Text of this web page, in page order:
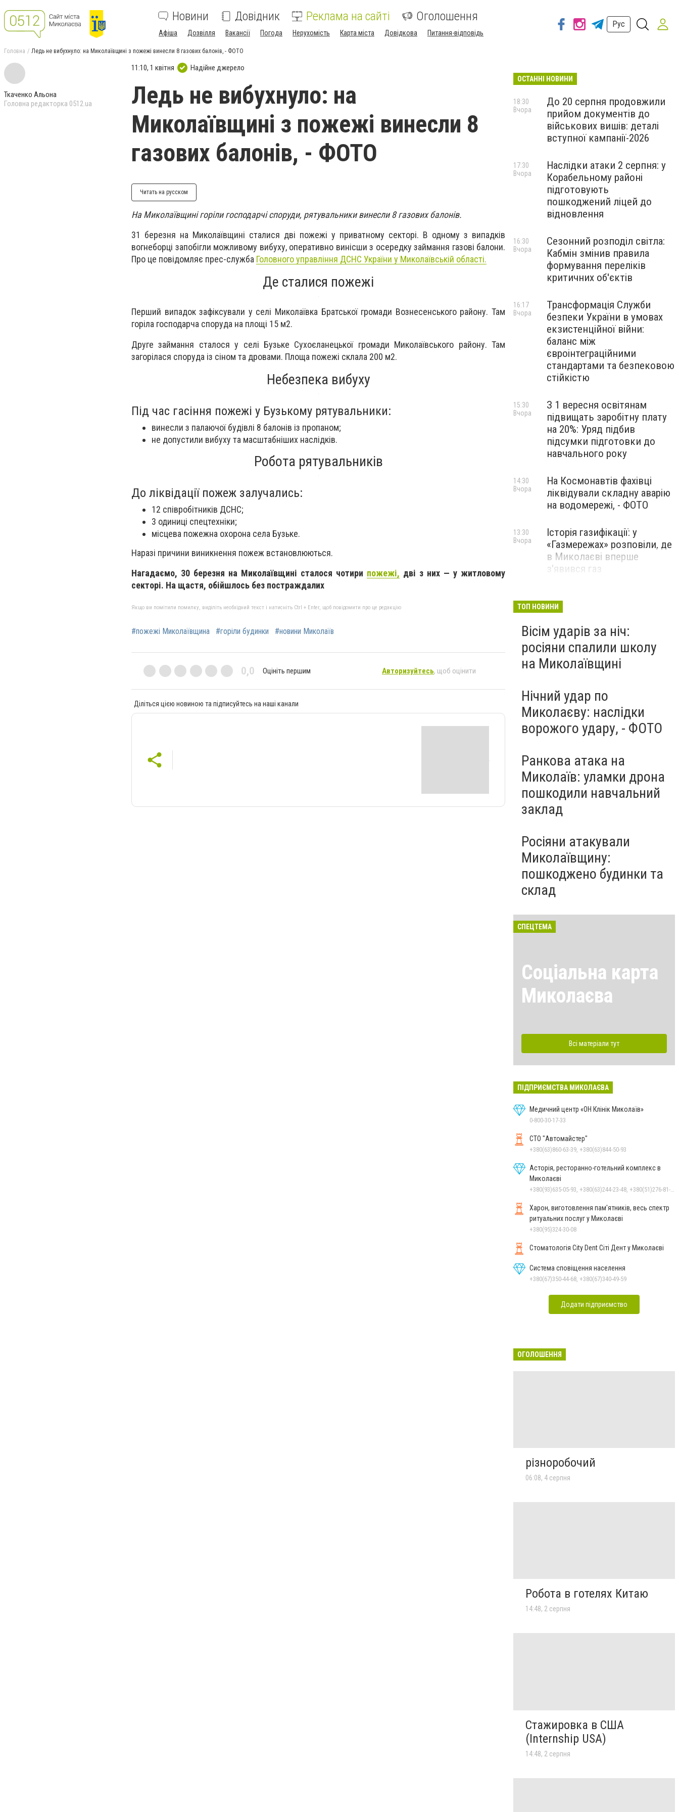
Новини Довідник Реклама на сайті Оголошення
Афіша Дозвілля Вакансії Погода Нерухомість Карта міста Довідкова Питання-відповідь
Рус
Головна Ледь не вибухнуло: на Миколаївщині з пожежі винесли 8 газових балонів, - ФОТО
Ткаченко Альона
Головна редакторка 0512.ua
11:10, 1 квітня Надійне джерело
Ледь не вибухнуло: на
Миколаївщині з пожежі винесли 8
газових балонів, - ФОТО
Читать на русском
На Миколаївщині горіли господарчі споруди, рятувальники винесли 8 газових балонів.
31 березня на Миколаївщині сталися дві пожежі у приватному секторі. В одному з випадків
вогнеборці запобігли можливому вибуху, оперативно винісши з осередку займання газові балони.
Про це повідомляє прес-служба Головного управління ДСНС України у Миколаївській області.
Де сталися пожежі
Перший випадок зафіксували у селі Миколаївка Братської громади Вознесенського району. Там
горіла господарча споруда на площі 15 м2.
Друге займання сталося у селі Бузьке Сухоєланецької громади Миколаївського району. Там
загорілася споруда із сіном та дровами. Площа пожежі склала 200 м2.
Небезпека вибуху
Під час гасіння пожежі у Бузькому рятувальники:
винесли з палаючої будівлі 8 балонів із пропаном;
не допустили вибуху та масштабніших наслідків.
Робота рятувальників
До ліквідації пожеж залучались:
12 співробітників ДСНС;
3 одиниці спецтехніки;
місцева пожежна охорона села Бузьке.
Наразі причини виникнення пожеж встановлюються.
Нагадаємо, 30 березня на Миколаївщині сталося чотири пожежі, дві з них — у житловому
секторі. На щастя, обійшлось без постраждалих
Якщо ви помітили помилку, виділіть необхідний текст і натисніть Ctrl + Enter, щоб повідомити про це редакцію
#пожежі Миколаївщина #горіли будинки #новини Миколаїв
0,0 Оцініть першим Авторизуйтесь, щоб оцінити
Діліться цією новиною та підписуйтесь на наші канали
ОСТАННІ НОВИНИ
До 20 серпня продовжили
прийом документів до
військових вишів: деталі
вступної кампанії-2026
18:30
Вчора
Наслідки атаки 2 серпня: у
Корабельному районі
підготовують
пошкоджений ліцей до
відновлення
17:30
Вчора
Сезонний розподіл світла:
Кабмін змінив правила
формування переліків
критичних об'єктів
16:30
Вчора
Трансформація Служби
безпеки України в умовах
екзистенційної війни:
баланс між
євроінтеграційними
стандартами та безпековою
стійкістю
16:17
Вчора
З 1 вересня освітянам
підвищать заробітну плату
на 20%: Уряд підбив
підсумки підготовки до
навчального року
15:30
Вчора
На Космонавтів фахівці
ліквідували складну аварію
на водомережі, - ФОТО
14:30
Вчора
Історія газифікації: у
«Газмережах» розповіли, де
в Миколаєві вперше
з'явився газ
13:30
Вчора
Миколаєві 2026: шукаємо
перезавантаження
ПАРТНЕРСЬКИЙ СПЕЦПРОЄКТ
Вчора
ТОП НОВИНИ
Вісім ударів за ніч:
росіяни спалили школу
на Миколаївщині
Нічний удар по
Миколаєву: наслідки
ворожого удару, - ФОТО
Ранкова атака на
Миколаїв: уламки дрона
пошкодили навчальний
заклад
Росіяни атакували
Миколаївщину:
пошкоджено будинки та
склад
СПЕЦТЕМА
Соціальна карта
Миколаєва
Всі матеріали тут
ПІДПРИЄМСТВА МИКОЛАЄВА
Медичний центр «ОН Клінік Миколаїв»
0-800-30-17-33
СТО "Автомайстер"
+380(63)860-63-39, +380(63)844-50-93
Асторія, ресторанно-готельний комплекс в
Миколаєві
Харон, виготовлення пам'ятників, весь спектр
ритуальних послуг у Миколаєві
+380(95)324-30-08
Стоматологія City Dent Сіті Дент у Миколаєві
Система сповіщення населення
+380(67)350-44-68, +380(67)340-49-59
Додати підприємство
ОГОЛОШЕННЯ
різноробочий
06:08, 4 серпня
Робота в готелях Китаю
14:48, 2 серпня
Стажировка в США
(Internship USA)
14:48, 2 серпня